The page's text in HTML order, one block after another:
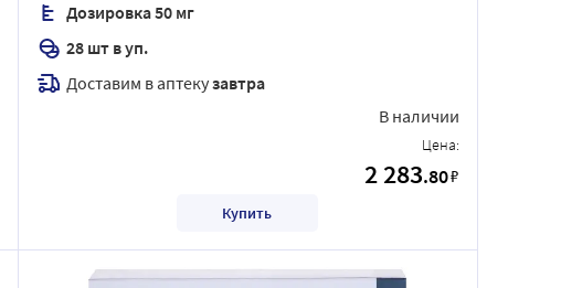
Дозировка 50 мг
28 шт в уп.
Доставим в аптекузавтра
В наличии
Цена:
2 283.80₽
Купить